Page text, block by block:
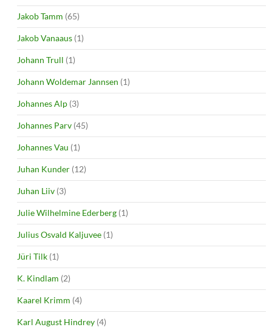
Jakob Tamm (65)
Jakob Vanaaus (1)
Johann Trull (1)
Johann Woldemar Jannsen (1)
Johannes Alp (3)
Johannes Parv (45)
Johannes Vau (1)
Juhan Kunder (12)
Juhan Liiv (3)
Julie Wilhelmine Ederberg (1)
Julius Osvald Kaljuvee (1)
Jüri Tilk (1)
K. Kindlam (2)
Kaarel Krimm (4)
Karl August Hindrey (4)